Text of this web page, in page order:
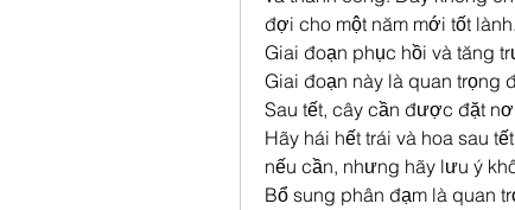
đợi cho một năm mới tốt lành.
Giai đoạn phục hồi và tăng
Giai đoạn này là quan trọng
Sau tết, cây cần được đặt
Hãy hái hết trái và hoa sau
nếu cần, nhưng hãy lưu ý
Bổ sung phân đạm là quan